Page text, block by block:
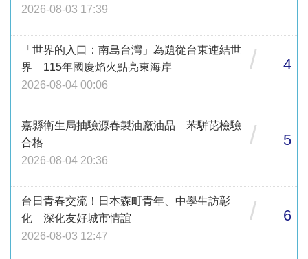
2026-08-03 17:39
「世界的入口：南島台灣」為題從台東連結世
界 115年國慶焰火點亮東海岸
2026-08-04 00:06
/ 4
嘉縣衛生局抽驗源春製油廠油品 苯駢芘檢驗
合格
2026-08-04 20:36
/ 5
台日青春交流！日本森町青年、中學生訪彰
化 深化友好城市情誼
2026-08-03 12:47
/ 6